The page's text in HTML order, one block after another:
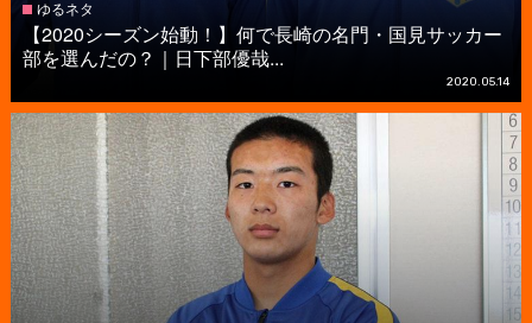
ゆるネタ
【2020シーズン始動！】何で長崎の名門・国見サッカー
部を選んだの？｜日下部優哉...
2020.05.14